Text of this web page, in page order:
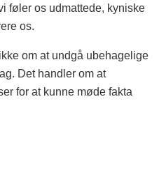
føler os udmattede, kyniske
os.
om at undgå ubehagelige
Det handler om at
for at kunne møde fakta